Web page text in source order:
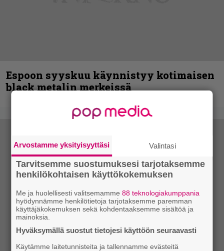
Espoon syyskuu käynnistyy kotimaisen
black metalin merkeissä
Arvostamme yksityisyyttäsi Valintasi
Tarvitsemme suostumuksesi tarjotaksemme
henkilökohtaisen käyttökokemuksen
Me ja huolellisesti valitsemamme88 teknologiakumppania
hyödynnämme henkilötietoja tarjotaksemme paremman
käyttäjäkokemuksen sekä kohdentaaksemme sisältöä ja
mainoksia.
Hyväksymällä suostut tietojesi käyttöön seuraavasti
Käytämme laitetunnisteita ja tallennamme evästeitä